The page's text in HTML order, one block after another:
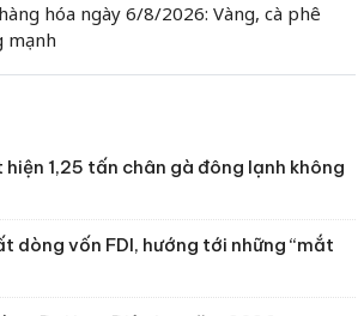
hóa ngày 6/8/2026: Vàng, cà phê
mạnh
hiện 1,25 tấn chân gà đông lạnh không
dòng vốn FDI, hướng tới những “mắt